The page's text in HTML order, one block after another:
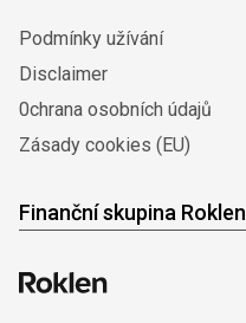
Podmínky užívání
Disclaimer
0chrana osobních údajů
Zásady cookies (EU)
Finanční skupina Roklen